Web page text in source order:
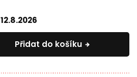
12.8.2026
Přidat do košíku